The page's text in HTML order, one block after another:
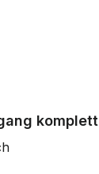
komplett